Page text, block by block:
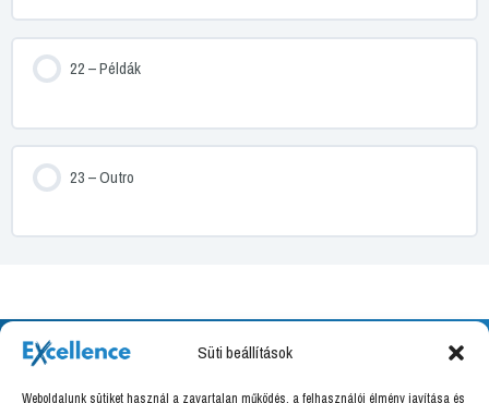
Süti beállítások
Weboldalunk sütiket használ a zavartalan működés, a felhasználói élmény javítása és
22 – Példák
23 – Outro